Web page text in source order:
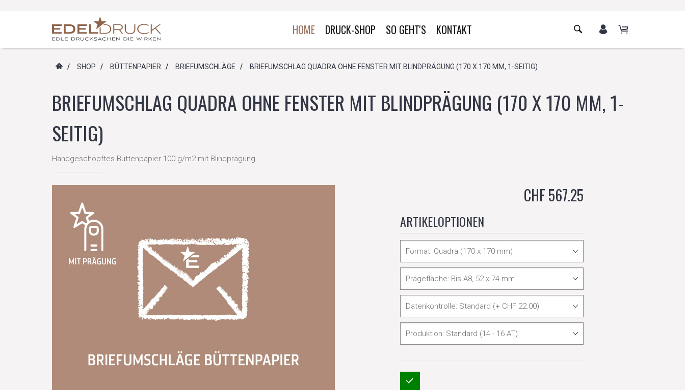
HOME DRUCK-SHOP SO GEHT'S KONTAKT
/ SHOP / BÜTTENPAPIER / BRIEFUMSCHLÄGE / BRIEFUMSCHLAG QUADRA OHNE FENSTER MIT BLINDPRÄGUNG (170 X 170 MM, 1-SEITIG)
BRIEFUMSCHLAG QUADRA OHNE FENSTER MIT BLINDPRÄGUNG (170 X 170 MM, 1-
SEITIG)
Handgeschöpftes Büttenpapier 100 g/m2 mit Blindprägung
CHF 567.25
ARTIKELOPTIONEN